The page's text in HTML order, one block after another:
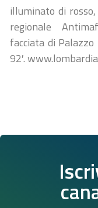
illuminato di
regionale
facciata di
92′.